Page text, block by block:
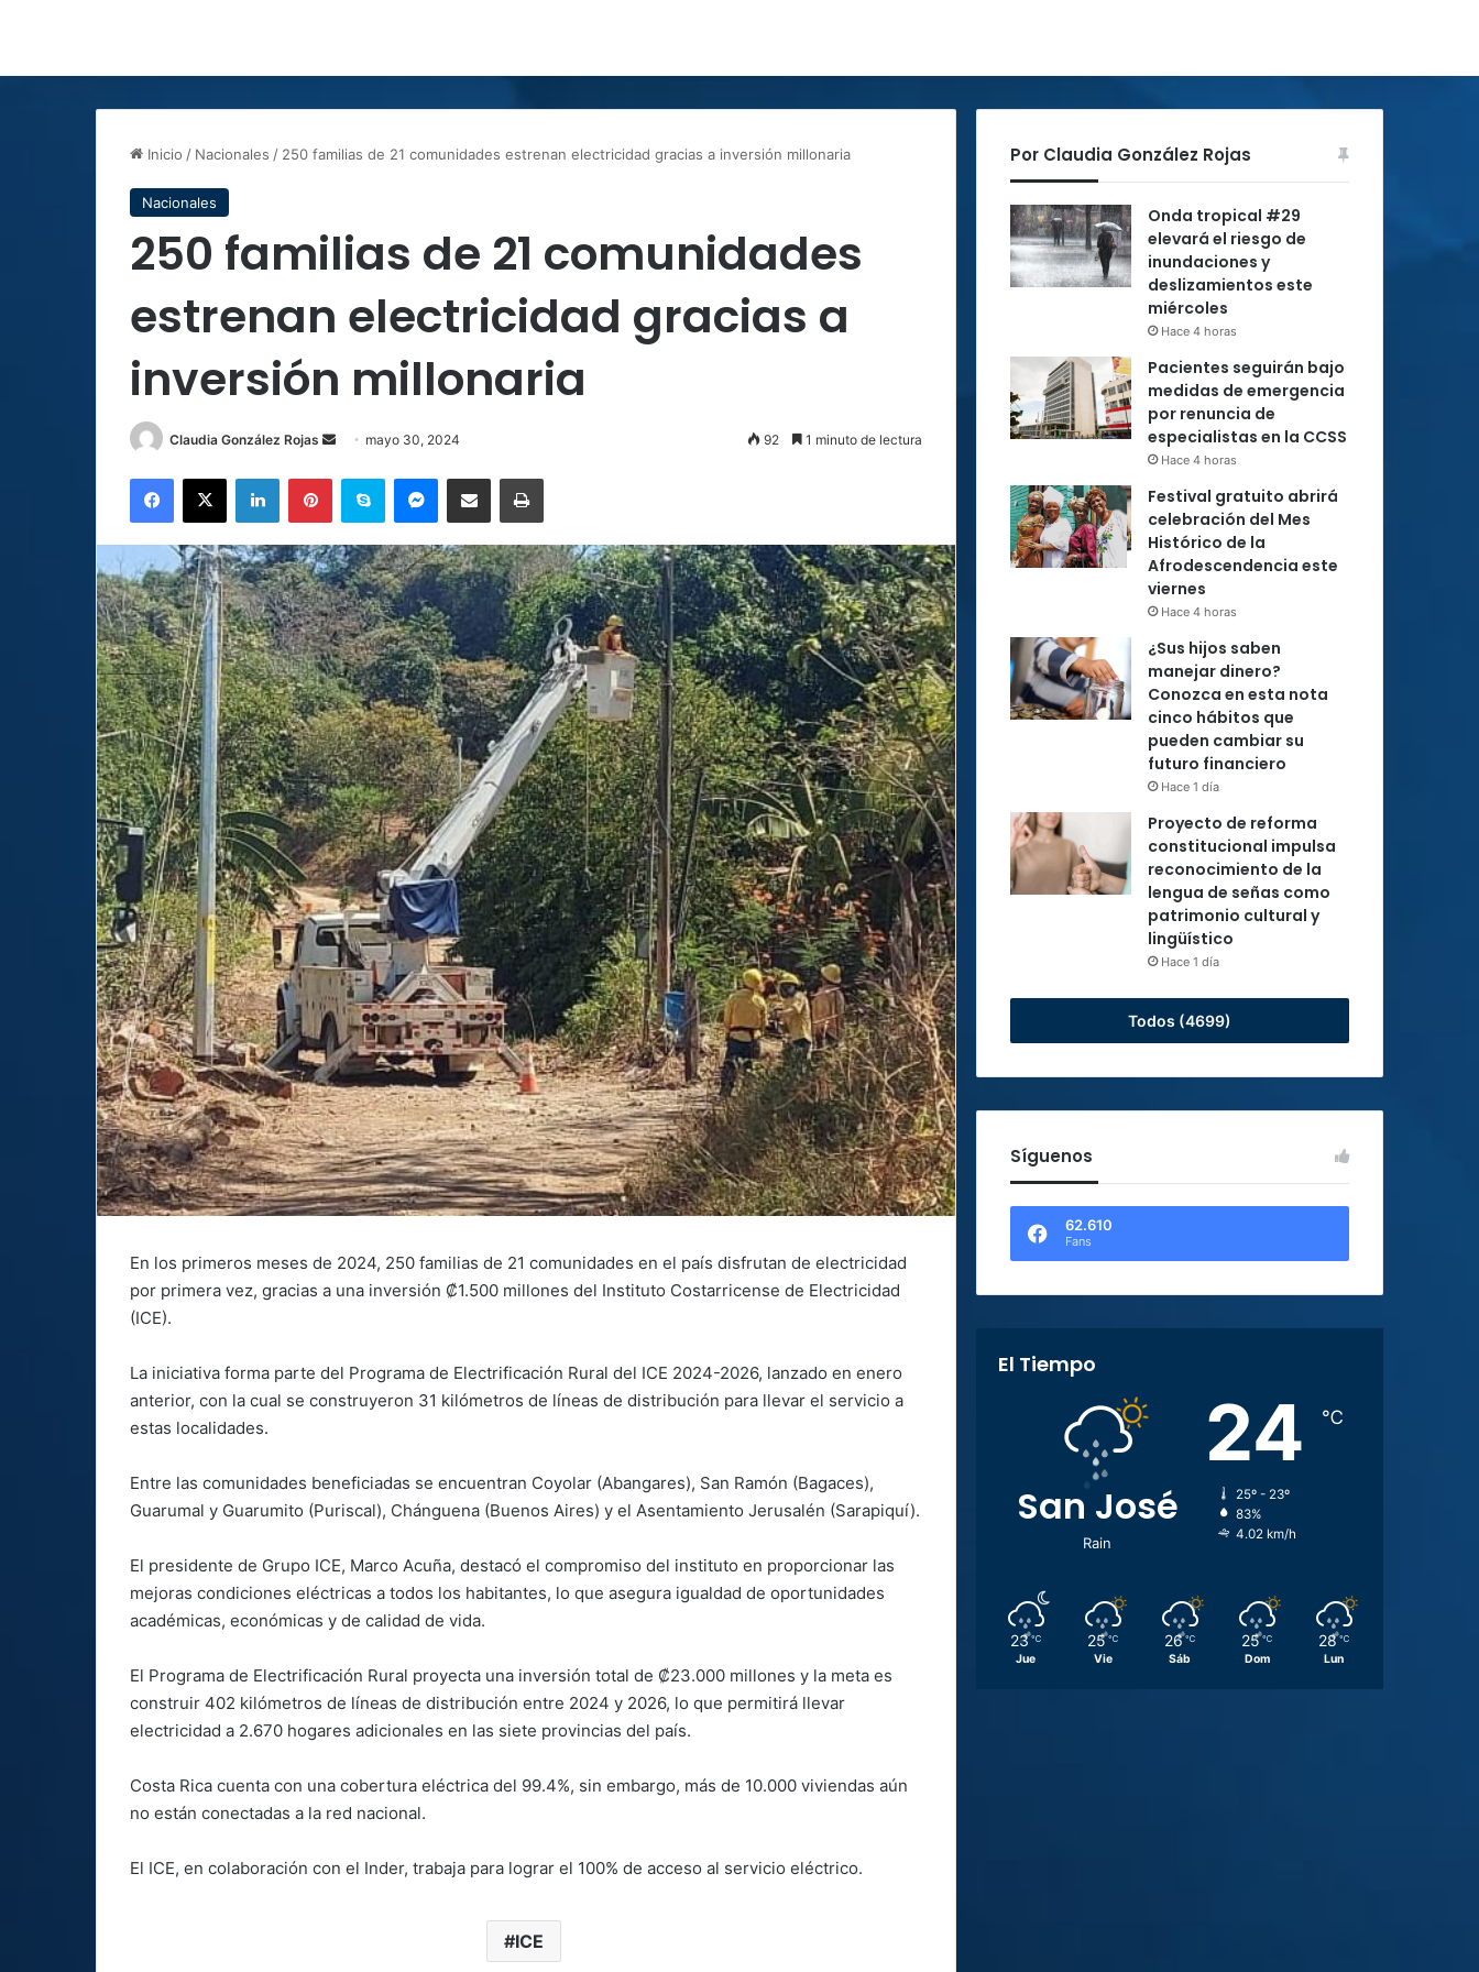
Inicio / Nacionales / 250 familias de 21 comunidades estrenan electricidad gracias a inversión millonaria
Nacionales
250 familias de 21 comunidades
estrenan electricidad gracias a
inversión millonaria
Claudia González Rojas
Send
email
mayo 30, 2024 92 1 minuto de lectura
Facebook
X LinkedInPinterestSkype MessengerCompartir por correo electrónicoImprimir
En los primeros meses de 2024, 250 familias de 21 comunidades en el país disfrutan de electricidad
por primera vez, gracias a una inversión ₡1.500 millones del Instituto Costarricense de Electricidad
(ICE).
La iniciativa forma parte del Programa de Electrificación Rural del ICE 2024-2026, lanzado en enero
anterior, con la cual se construyeron 31 kilómetros de líneas de distribución para llevar el servicio a
estas localidades.
Entre las comunidades beneficiadas se encuentran Coyolar (Abangares), San Ramón (Bagaces),
Guarumal y Guarumito (Puriscal), Chánguena (Buenos Aires) y el Asentamiento Jerusalén (Sarapiquí).
El presidente de Grupo ICE, Marco Acuña, destacó el compromiso del instituto en proporcionar las
mejoras condiciones eléctricas a todos los habitantes, lo que asegura igualdad de oportunidades
académicas, económicas y de calidad de vida.
El Programa de Electrificación Rural proyecta una inversión total de ₡23.000 millones y la meta es
construir 402 kilómetros de líneas de distribución entre 2024 y 2026, lo que permitirá llevar
electricidad a 2.670 hogares adicionales en las siete provincias del país.
Costa Rica cuenta con una cobertura eléctrica del 99.4%, sin embargo, más de 10.000 viviendas aún
no están conectadas a la red nacional.
El ICE, en colaboración con el Inder, trabaja para lograr el 100% de acceso al servicio eléctrico.
ICE
Por Claudia González Rojas
Onda tropical #29
elevará el riesgo de
inundaciones y
deslizamientos este
miércoles
Hace 4 horas
Pacientes seguirán bajo
medidas de emergencia
por renuncia de
especialistas en la CCSS
Hace 4 horas
Festival gratuito abrirá
celebración del Mes
Histórico de la
Afrodescendencia este
viernes
Hace 4 horas
¿Sus hijos saben
manejar dinero?
Conozca en esta nota
cinco hábitos que
pueden cambiar su
futuro financiero
Hace 1 día
Proyecto de reforma
constitucional impulsa
reconocimiento de la
lengua de señas como
patrimonio cultural y
lingüístico
Hace 1 día
Todos (4699)
Síguenos
62.610
Fans
El Tiempo
San José
Rain
24 ℃
25º - 23º
83%
4.02 km/h
23 ℃
Jue
25 ℃
Vie
26 ℃
Sáb
25 ℃
Dom
28 ℃
Lun